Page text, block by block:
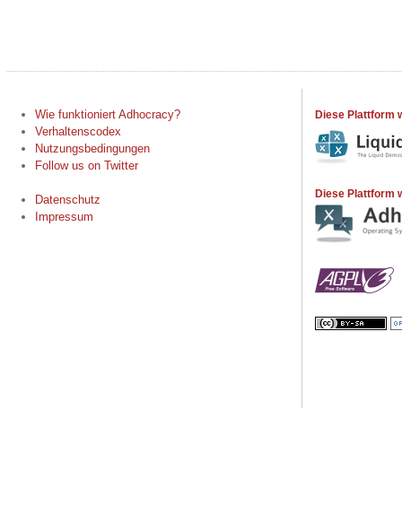
Wie funktioniert Adhocracy?
Verhaltenscodex
Nutzungsbedingungen
Follow us on Twitter
Datenschutz
Impressum
Diese Plattform
Diese Plattform